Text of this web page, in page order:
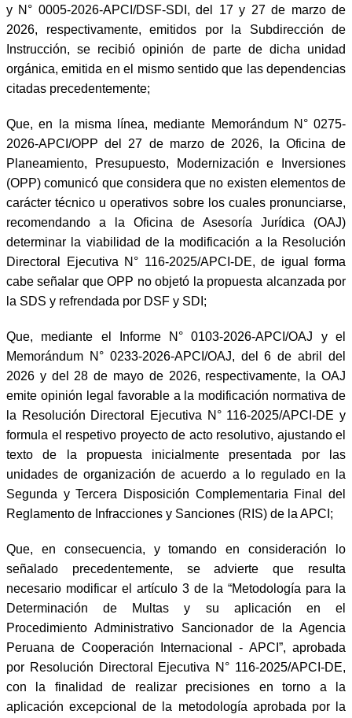
y N° 0005-2026-APCI/DSF-SDI, del 17 y 27 de marzo de
2026, respectivamente, emitidos por la Subdirección de
Instrucción, se recibió opinión de parte de dicha unidad
orgánica, emitida en el mismo sentido que las dependencias
citadas precedentemente;
Que, en la misma línea, mediante Memorándum N° 0275-
2026-APCI/OPP del 27 de marzo de 2026, la Oficina de
Planeamiento, Presupuesto, Modernización e Inversiones
(OPP) comunicó que considera que no existen elementos de
carácter técnico u operativos sobre los cuales pronunciarse,
recomendando a la Oficina de Asesoría Jurídica (OAJ)
determinar la viabilidad de la modificación a la Resolución
Directoral Ejecutiva N° 116-2025/APCI-DE, de igual forma
cabe señalar que OPP no objetó la propuesta alcanzada por
la SDS y refrendada por DSF y SDI;
Que, mediante el Informe N° 0103-2026-APCI/OAJ y el
Memorándum N° 0233-2026-APCI/OAJ, del 6 de abril del
2026 y del 28 de mayo de 2026, respectivamente, la OAJ
emite opinión legal favorable a la modificación normativa de
la Resolución Directoral Ejecutiva N° 116-2025/APCI-DE y
formula el respetivo proyecto de acto resolutivo, ajustando el
texto de la propuesta inicialmente presentada por las
unidades de organización de acuerdo a lo regulado en la
Segunda y Tercera Disposición Complementaria Final del
Reglamento de Infracciones y Sanciones (RIS) de la APCI;
Que, en consecuencia, y tomando en consideración lo
señalado precedentemente, se advierte que resulta
necesario modificar el artículo 3 de la “Metodología para la
Determinación de Multas y su aplicación en el
Procedimiento Administrativo Sancionador de la Agencia
Peruana de Cooperación Internacional - APCI”, aprobada
por Resolución Directoral Ejecutiva N° 116-2025/APCI-DE,
con la finalidad de realizar precisiones en torno a la
aplicación excepcional de la metodología aprobada por la